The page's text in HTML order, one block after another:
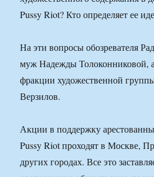
Pussy Riot? Кто определяет ее
На эти вопросы обозревателя
муж Надежды Толоконниковой,
фракции художественной
Верзилов.
Акции в поддержку
Pussy Riot проходят в Москве,
других городах. Все это